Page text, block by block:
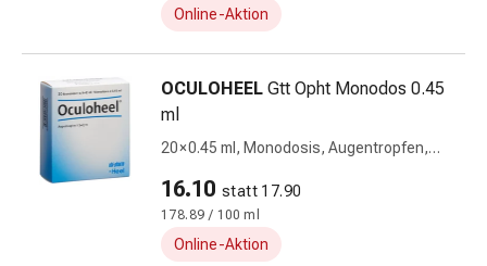
Herznerven-
Konzentrationsstörung
Online-Aktion
OCULOHEEL Gtt Opht Monodos 0.45
ml
20 × 0.45 ml, Monodosis, Augentropfen,
16.10 statt 17.90
178.89 / 100 ml
Online-Aktion